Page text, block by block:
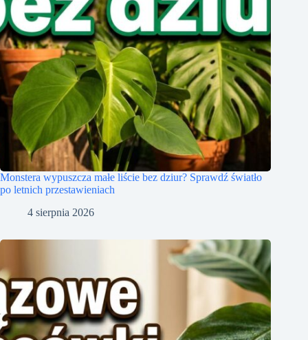
Monstera wypuszcza małe liście bez dziur? Sprawdź światło
po letnich przestawieniach
4 sierpnia 2026